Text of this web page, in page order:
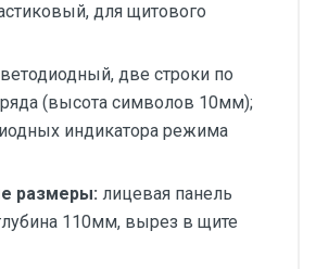
для щитового
две строки по
(высота символов 10мм);
индикатора режима
размеры: лицевая панель
110мм, вырез в щите